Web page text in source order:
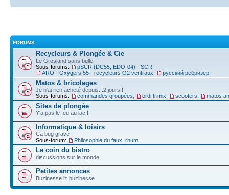
FORUMS
Recycleurs & Plongée & Cie
Le Grosland sans bulle
Sous-forums:
pSCR (DC55, EDO-04) - SCR
ARO - Oxygers 55 - recycleurs O2 ventraux
русский ребризер
Matos & bricolages
Je n'ai rien acheté depuis...2 jours !
Sous-forums:
commandes groupées ordi trimix scooters matos
Sites de plongée
Y'a pas le feu au lac !
Informatique & loisirs
Ca bug grave !
Sous-forum:
Philosophie du faux_rhum
Le coin du bistro
discussions sur le monde
Petites annonces
Buzinesse iz buzinesse